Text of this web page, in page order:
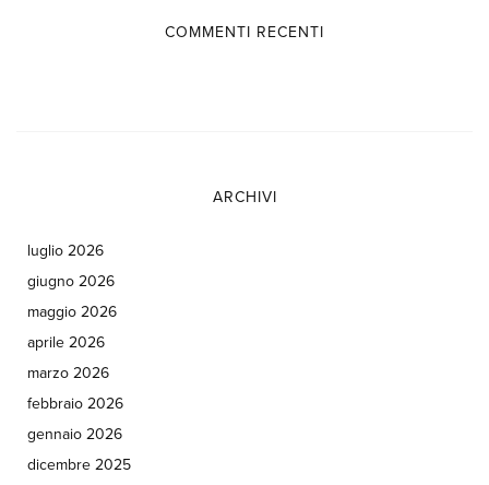
COMMENTI RECENTI
ARCHIVI
luglio 2026
giugno 2026
maggio 2026
aprile 2026
marzo 2026
febbraio 2026
gennaio 2026
dicembre 2025